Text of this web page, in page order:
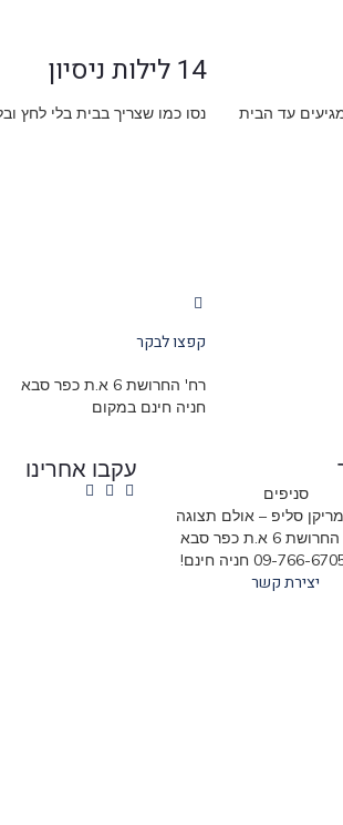
עד הבית
14 לילות ניסיון
נסו כמו שצריך בבית בלי לחץ
קפצו לבקר
רח' החרושת 6 א.ת כפר סבא
חניה חינם במקום
סניפים
סליפ – אולם תצוגה
6 א.ת כפר סבא
יצירת קשר
עקבו אחרינו